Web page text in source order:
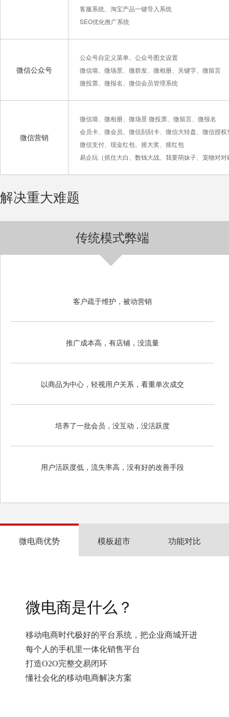
客服系统、淘宝产品一键导入系统
SEO优化推广系统
微信公众号
公众号自定义菜单、公众号图文设置
微信墙、微场景、微群发、微相册、关键字、微留言
微投票、微报名、微信会员管理系统
微信营销
微信墙、微相册、微场景 微投票、微留言、微报名
会员卡、微会员、微信刮刮卡、微信大转盘、微信授权
微信支付、现金红包、摇大奖、摇红包
易企玩（抓住大白、数钱大战、我要萌妹子、宠物对对
解决重大难题
传统模式弊端
客户疏于维护，被动营销
推广成本高，有店铺，没流量
以商品为中心，轻视用户关系，看重单次成交
培养了一批会员，没互动，没活跃度
用户活跃度低，流失率高，没有好的改善手段
微电商优势 模板超市 功能对比
微电商是什么？
移动电商时代极好的平台系统，把企业商城开进
每个人的手机里一体化销售平台
打造O2O完整交易闭环
懂社会化的移动电商解决方案